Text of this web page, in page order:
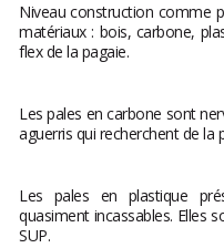
Niveau construction comme
matériaux : bois, carbone,
flex de la pagaie.
Les pales en carbone sont
aguerris qui recherchent de la
Les pales en plastique
quasiment incassables. Elles
SUP.